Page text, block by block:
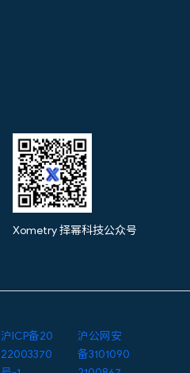
Xometry 择幂科技公众号
沪ICP备20
22003370
沪公网安
备3101090